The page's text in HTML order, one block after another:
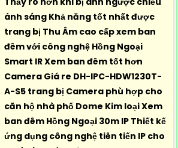
ánh sáng Khả năng tốt nhất được
trang bị Thu Âm cao cấp xem ban
đêm với công nghệ Hồng Ngoại
Smart IR Xem ban đêm tốt hơn
Camera Giá re DH-IPC-HDW1230T-
A-S5 trang bị Camera phù hợp cho
căn hộ nhà phố Dome Kim loại Xem
ban đêm Hồng Ngoại 30m IP Thiết kế
ứng dụng công nghệ tiên tiến IP cho